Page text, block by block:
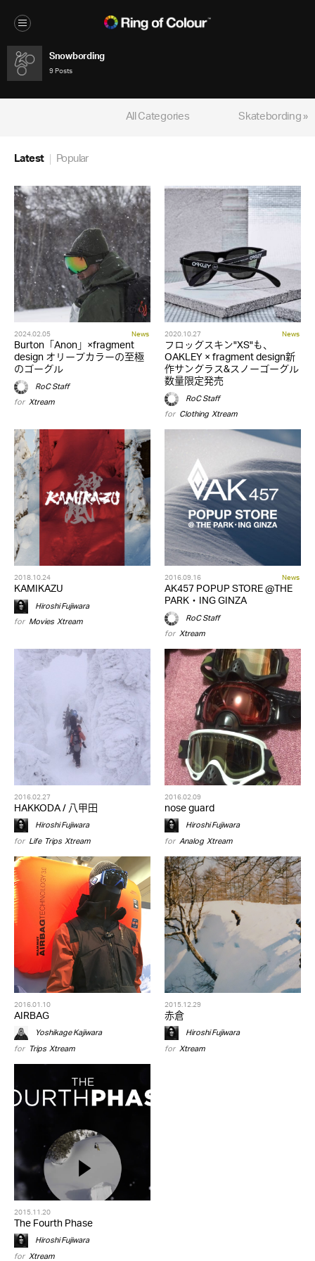
Snowbording
9 Posts
Skatebording »
All Categories
Latest Popular
2024.02.05 News
Burton「Anon」×fragment
design オリーブカラーの至極
のゴーグル
RoC Staff
for Xtream
2020.10.27 News
フロッグスキン"XS"も、
OAKLEY × fragment design新
作サングラス&スノーゴーグル
数量限定発売
RoC Staff
for Clothing,Xtream
2018.10.24
KAMIKAZU
Hiroshi Fujiwara
for Movies,Xtream
2016.09.16 News
AK457 POPUP STORE @THE
PARK・ING GINZA
RoC Staff
for Xtream
2016.02.27
HAKKODA / 八甲田
Hiroshi Fujiwara
for Life, Trips,Xtream
2016.02.09
nose guard
Hiroshi Fujiwara
for Analog,Xtream
2016.01.10
AIRBAG
Yoshikage Kajiwara
for Trips,Xtream
2015.12.29
赤倉
Hiroshi Fujiwara
for Xtream
2015.11.20
The Fourth Phase
Hiroshi Fujiwara
for Xtream